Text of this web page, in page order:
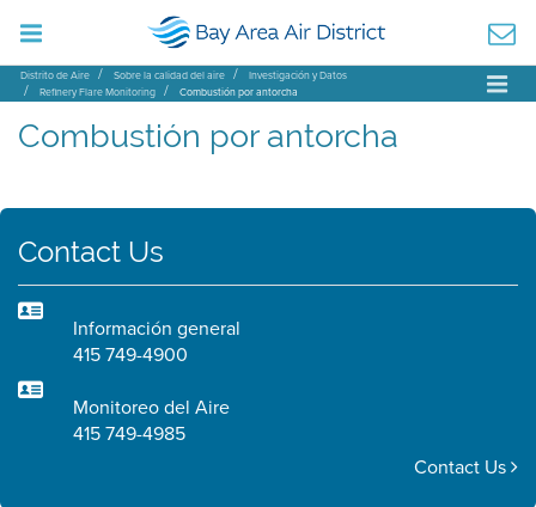
Distrito de Aire Sobre la calidad del aire
Investigación y Datos
Refinery Flare Monitoring
Combustión por antorcha
Combustión por antorcha
Contact Us
Información general
415 749-4900
Monitoreo del Aire
415 749-4985
Contact Us